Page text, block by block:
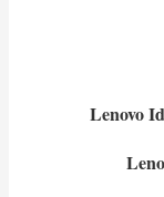
Lenovo